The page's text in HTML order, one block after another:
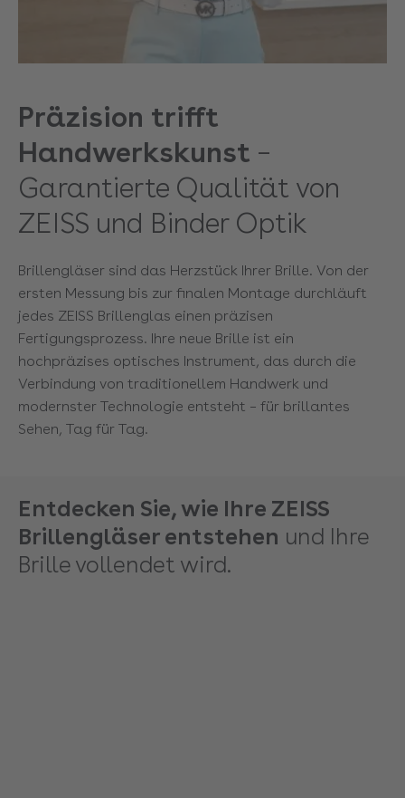
Präzision trifft
Handwerkskunst –
Garantierte Qualität von
ZEISS und Binder Optik
Brillengläser sind das Herzstück Ihrer Brille. Von der
ersten Messung bis zur finalen Montage durchläuft
jedes ZEISS Brillenglas einen präzisen
Fertigungsprozess. Ihre neue Brille ist ein
hochpräzises optisches Instrument, das durch die
Verbindung von traditionellem Handwerk und
modernster Technologie entsteht – für brillantes
Sehen, Tag für Tag.
Entdecken Sie, wie Ihre ZEISS
Brillengläser entstehen und Ihre
Brille vollendet wird.